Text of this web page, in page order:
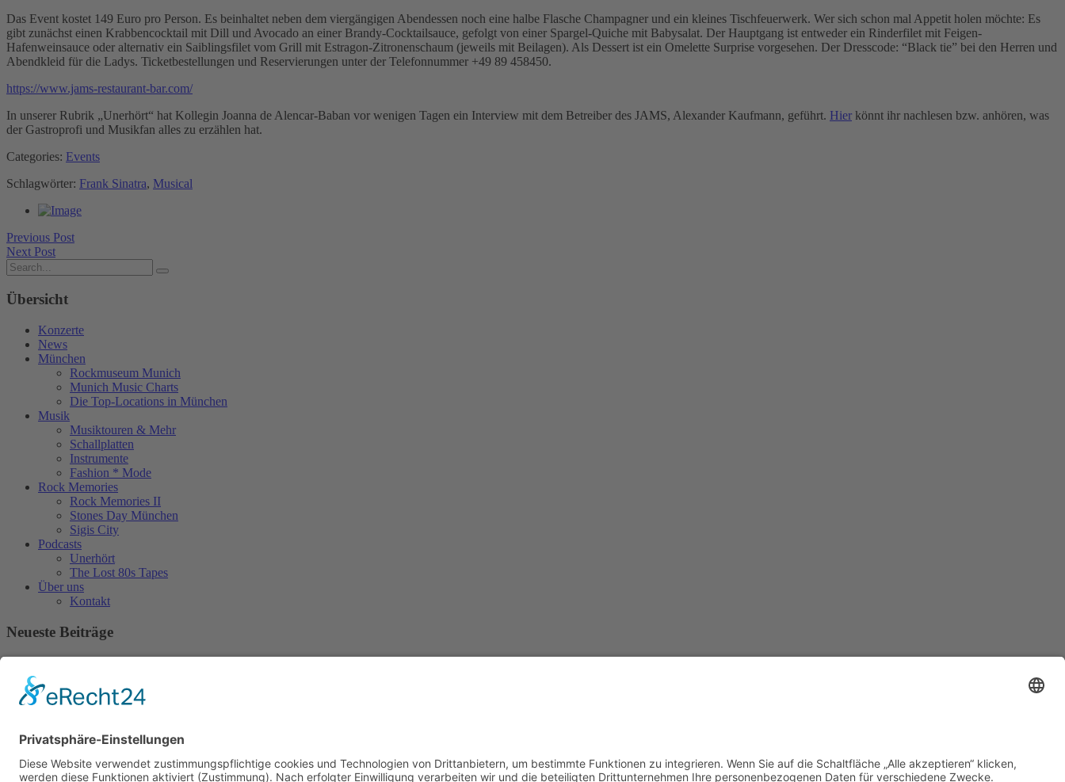
Das Event kostet 149 Euro pro Person. Es beinhaltet neben dem viergängigen Abendessen noch eine halbe Flasche Champagner und ein kleines Tischfeuerwerk. Wer sich schon mal Appetit holen möchte: Es
gibt zunächst einen Krabbencocktail mit Dill und Avocado an einer Brandy-Cocktailsauce, gefolgt von einer Spargel-Quiche mit Babysalat. Der Hauptgang ist entweder ein Rinderfilet mit Feigen-
Hafenweinsauce oder alternativ ein Saiblingsfilet vom Grill mit Estragon-Zitronenschaum (jeweils mit Beilagen). Als Dessert ist ein Omelette Surprise vorgesehen. Der Dresscode: “Black tie” bei den Herren und
Abendkleid für die Ladys. Ticketbestellungen und Reservierungen unter der Telefonnummer +49 89 458450.
https://www.jams-restaurant-bar.com/
In unserer Rubrik „Unerhört“ hat Kollegin Joanna de Alencar-Baban vor wenigen Tagen ein Interview mit dem Betreiber des JAMS, Alexander Kaufmann, geführt. Hier könnt ihr nachlesen bzw. anhören, was
der Gastroprofi und Musikfan alles zu erzählen hat.
Categories: Events
Schlagwörter: Frank Sinatra, Musical
Previous Post
Next Post
Übersicht
Konzerte
News
München
Rockmuseum Munich
Munich Music Charts
Die Top-Locations in München
Musik
Musiktouren & Mehr
Schallplatten
Instrumente
Fashion * Mode
Rock Memories
Rock Memories II
Stones Day München
Sigis City
Podcasts
Unerhört
The Lost 80s Tapes
Über uns
Kontakt
Neueste Beiträge
Münchner Open Air Sommer: Konzerte in der Residenz
Kulturfestival Gräfelfing – 4 Tage Musik & Gemeinschaft